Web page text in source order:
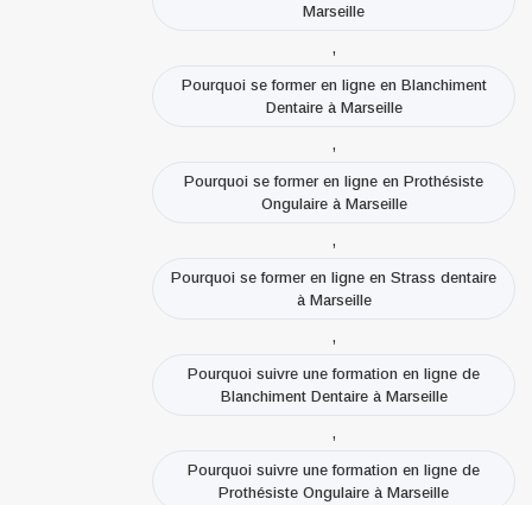
Marseille
,
Pourquoi se former en ligne en Blanchiment
Dentaire à Marseille
,
Pourquoi se former en ligne en Prothésiste
Ongulaire à Marseille
,
Pourquoi se former en ligne en Strass dentaire
à Marseille
,
Pourquoi suivre une formation en ligne de
Blanchiment Dentaire à Marseille
,
Pourquoi suivre une formation en ligne de
Prothésiste Ongulaire à Marseille